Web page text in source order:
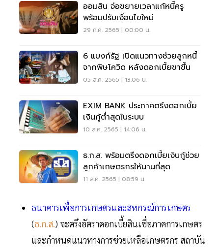
ออมสิน จ่อขยายเวลาแก้หนี้ครู
พร้อมปรับเงื่อนไขใหม่
29 ก.ค. 2565 | 00:00 น.
6 แบงก์รัฐ เปิดแนวทางช่วยลูกหนี้
จากพิษโควิด หลังดอกเบี้ยขาขึ้น
05 ส.ค. 2565 | 13:06 น.
EXIM BANK ประกาศตรึงดอกเบี้ย
เงินกู้ต่ำสุดในระบบ
10 ส.ค. 2565 | 14:06 น.
ธ.ก.ส. พร้อมตรึงดอกเบี้ยเงินกู้ช่วย
ลูกค้าเกษตรกรให้นานที่สุด
11 ส.ค. 2565 | 08:59 น.
ธนาคารเพื่อการเกษตรและสหกรณ์การเกษตร
(ธ.ก.ส.) จะตรึงอัตราดอกเบี้ยสินเชื่อภาคการเกษตร
และกำหนดแนวทางการช่วยเหลือเกษตรกร สถาบัน